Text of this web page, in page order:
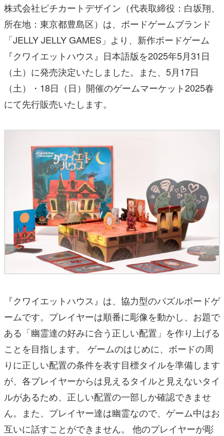
株式会社ピチカートデザイン（代表取締役：白坂翔、
所在地：東京都豊島区）は、ボードゲームブランド
「JELLY JELLY GAMES」より、新作ボードゲーム
『クワイエットハウス』日本語版を2025年5月31日
（土）に発売決定いたしました。また、5月17日
（土）・18日（日）開催のゲームマーケット2025春
にて先行販売いたします。
『クワイエットハウス』は、協力型のパズルボードゲ
ームです。プレイヤーは順番に彫像を動かし、お題で
ある「幽霊達の好みに合う正しい配置」を作り上げる
ことを目指します。 ゲームのはじめに、ボードの周
りに正しい配置の条件を表す目標タイルを準備します
が、各プレイヤーからは見えるタイルと見えないタイ
ルがあるため、正しい配置の一部しか確認できませ
ん。また、プレイヤー達は幽霊なので、ゲーム中はお
互いに話すことができません。 他のプレイヤーが彫